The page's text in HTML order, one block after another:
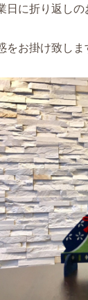
日に折り返しの
をお掛け致し